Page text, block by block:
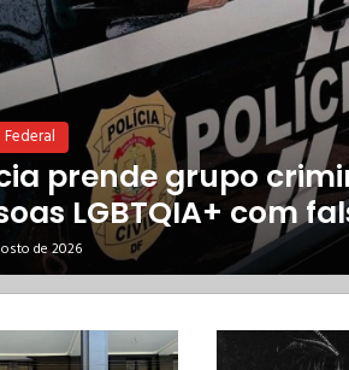
prende grupo
LGBTQIA+ com
de 2026